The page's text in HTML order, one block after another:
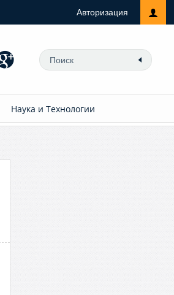
Авторизация
Наука и Технологии